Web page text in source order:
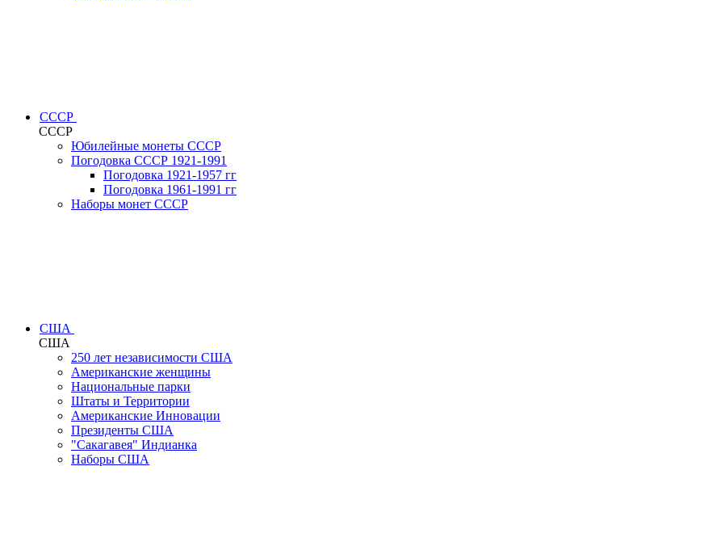
СССР
СССР
Юбилейные монеты СССР
Погодовка СССР 1921-1991
Погодовка 1921-1957 гг
Погодовка 1961-1991 гг
Наборы монет СССР
США
США
250 лет независимости США
Американские женщины
Национальные парки
Штаты и Территории
Американские Инновации
Президенты США
"Сакагавея" Индианка
Наборы США